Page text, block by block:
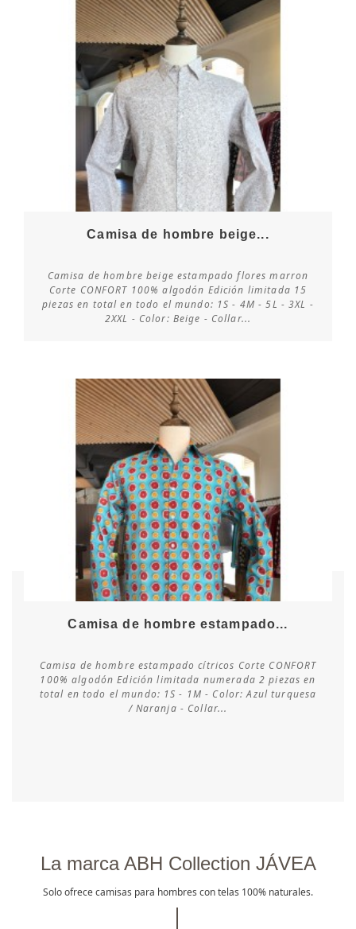
Consultar disponibilidad
Camisa de hombre beige...
Camisa de hombre beige estampado flores marron
Corte CONFORT 100% algodón Edición limitada 15
piezas en total en todo el mundo: 1S - 4M - 5L - 3XL -
2XXL - Color: Beige - Collar...
Consultar disponibilidad
Camisa de hombre estampado...
Camisa de hombre estampado cítricos Corte CONFORT
100% algodón Edición limitada numerada 2 piezas en
total en todo el mundo: 1S - 1M - Color: Azul turquesa
/ Naranja - Collar...
La marca ABH Collection JÁVEA
Solo ofrece camisas para hombres con telas 100% naturales.